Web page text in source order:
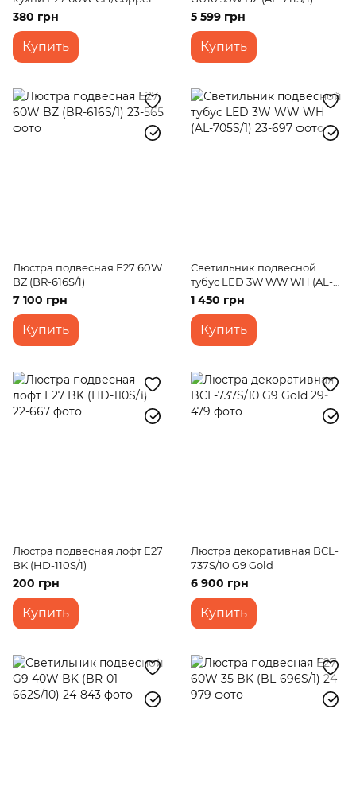
(HD-117S/1)
380 грн
Купить
5 599 грн
Купить
Люстра подвесная E27 60W
BZ (BR-616S/1)
7 100 грн
Купить
Светильник подвесной
тубус LED 3W WW WH (AL-
705S/1)
1 450 грн
Купить
Люстра подвесная лофт E27
BK (HD-110S/1)
200 грн
Купить
Люстра декоративная BCL-
737S/10 G9 Gold
6 900 грн
Купить